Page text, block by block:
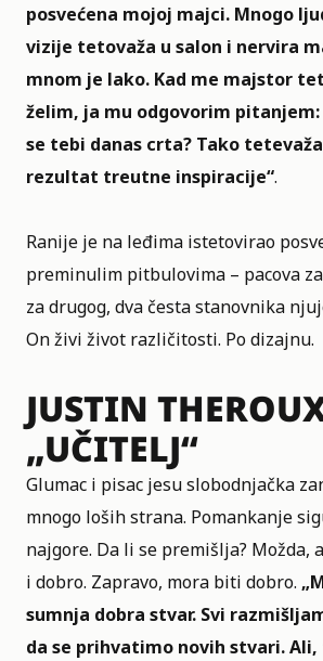
posvećena mojoj majci. Mnogo
vizije tetovaža u salon i nervira
mnom je lako. Kad me majstor
želim, ja mu odgovorim
se tebi danas crta? Tako
rezultat treutne inspiracije“.
Ranije je na leđima istetovirao
preminulim pitbulovima – pacova
za drugog, dva česta stanovnika
On živi život različitosti. Po dizajnu.
JUSTIN
„UČITELJ“
Glumac i pisac jesu slobodnjačka
mnogo loših strana. Pomankanje
najgore. Da li se premišlja? Možda,
i dobro. Zapravo, mora biti dobro.
sumnja dobra stvar. Svi
da se prihvatimo novih stvari.